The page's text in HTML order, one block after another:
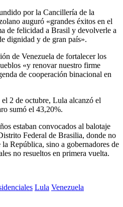
por la Cancillería de la
auguró «grandes éxitos en el
de felicidad a Brasil y devolverle a
dignidad y de gran país».
de Venezuela de fortalecer los
«y renovar nuestro firme
de cooperación binacional en
2 de octubre, Lula alcanzó el
sumó el 43,20%.
estaban convocados al balotaje
Federal de Brasilia, donde no
República, sino a gobernadores de
no resueltos en primera vuelta.
Lula Venezuela